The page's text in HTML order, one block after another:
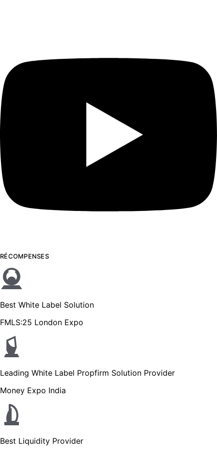
RÉCOMPENSES
Best White Label Solution
FMLS:25 London Expo
Leading White Label Propfirm Solution Provider
Money Expo India
Best Liquidity Provider